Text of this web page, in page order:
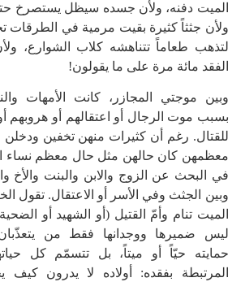
الميت دفنه، ولأن جسده سيظل يستصرخ حتى
ولأن جثثاً كثيرة بقيت مرمية في الطرقات
لتذهب طعاماً تتناهشه كلاب الشوارع،
الفقد مائة مرة على ما يقولون!
وبين موجتي المجازر، كانت الأمهات
بسبب موت الرجال أو اعتقالهم أو هروبهم أو
للقتال. رغم أن كثيرات منهن تخفين
معظمهن كان حالهن مثل حال معظم نساء
في البحث عن الزوج والابن والبنت والأخ
وبين الجثث وفي الأسر أو الاعتقال. تقول
الميت تنام وأمّ القتيل (أو الشهيد أو الضحية
ليس ضميرها ووجدانها فقط من
حمايته حيّاً أو ميتاً، بل تتسمّم كل
المرتبطة بفقده: أولاده لا يدرون